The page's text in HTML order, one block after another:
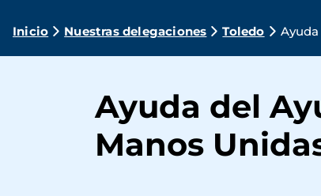
Ruta
navegación
Inicio Nuestras delegaciones Toledo
Ayuda del
Manos